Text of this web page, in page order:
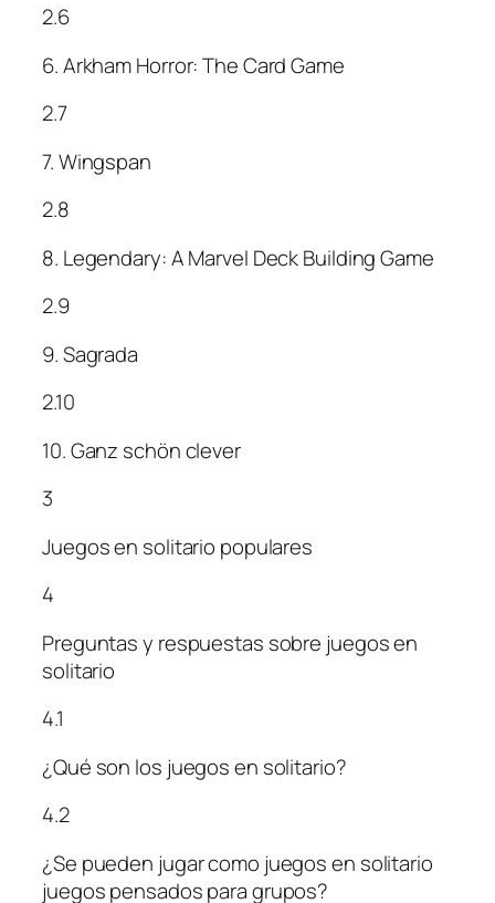
2.6
6. Arkham Horror: The Card Game
2.7
7. Wingspan
2.8
8. Legendary: A Marvel Deck Building Game
2.9
9. Sagrada
2.10
10. Ganz schön clever
3
Juegos en solitario populares
4
Preguntas y respuestas sobre juegos en
solitario
4.1
¿Qué son los juegos en solitario?
4.2
¿Se pueden jugar como juegos en solitario
juegos pensados para grupos?